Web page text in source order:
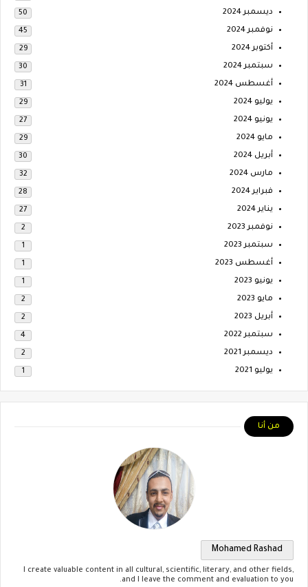
ديسمبر 2024 50
نوفمبر 2024 45
أكتوبر 2024 29
سبتمبر 2024 30
أغسطس 2024 31
يوليو 2024 29
يونيو 2024 27
مايو 2024 29
أبريل 2024 30
مارس 2024 32
فبراير 2024 28
يناير 2024 27
نوفمبر 2023 2
سبتمبر 2023
أغسطس 2023
يونيو 2023
مايو 2023 2
أبريل 2023 2
سبتمبر 2022 4
ديسمبر 2021 2
يوليو 2021
من أنا
Mohamed Rashad
I create valuable content in all cultural, scientific, literary, and other fields,
and I leave the comment and evaluation to you.